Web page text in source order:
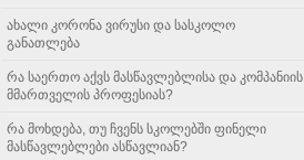
ახალი კორონა ვირუსი და სასკოლო
განათლება
რა საერთო აქვს მასწავლებლისა და კომპანიის
მმართველის პროფესიას?
რა მოხდება, თუ ჩვენს სკოლებში ფინელი
მასწავლებლები ასწავლიან?